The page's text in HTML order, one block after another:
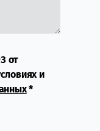
от
и
*